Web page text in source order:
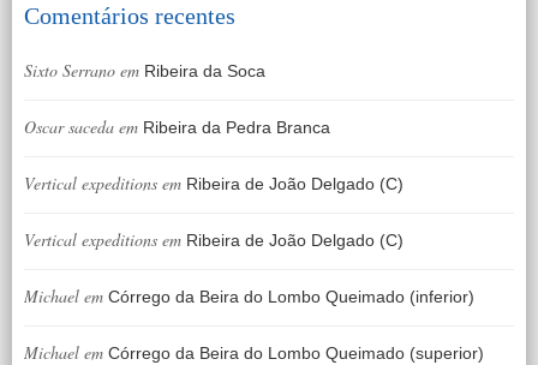
Comentários recentes
Sixto Serrano em Ribeira da Soca
Oscar saceda em Ribeira da Pedra Branca
Vertical expeditions em Ribeira de João Delgado (C)
Vertical expeditions em Ribeira de João Delgado (C)
Michael em Córrego da Beira do Lombo Queimado (inferior)
Michael em Córrego da Beira do Lombo Queimado (superior)